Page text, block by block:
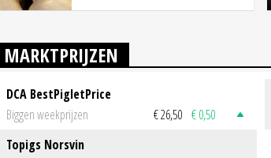
MARKTPRIJZEN
DCA BestPigletPrice
Biggen weekprijzen
€ 26,50 € 0,50
Topigs Norsvin